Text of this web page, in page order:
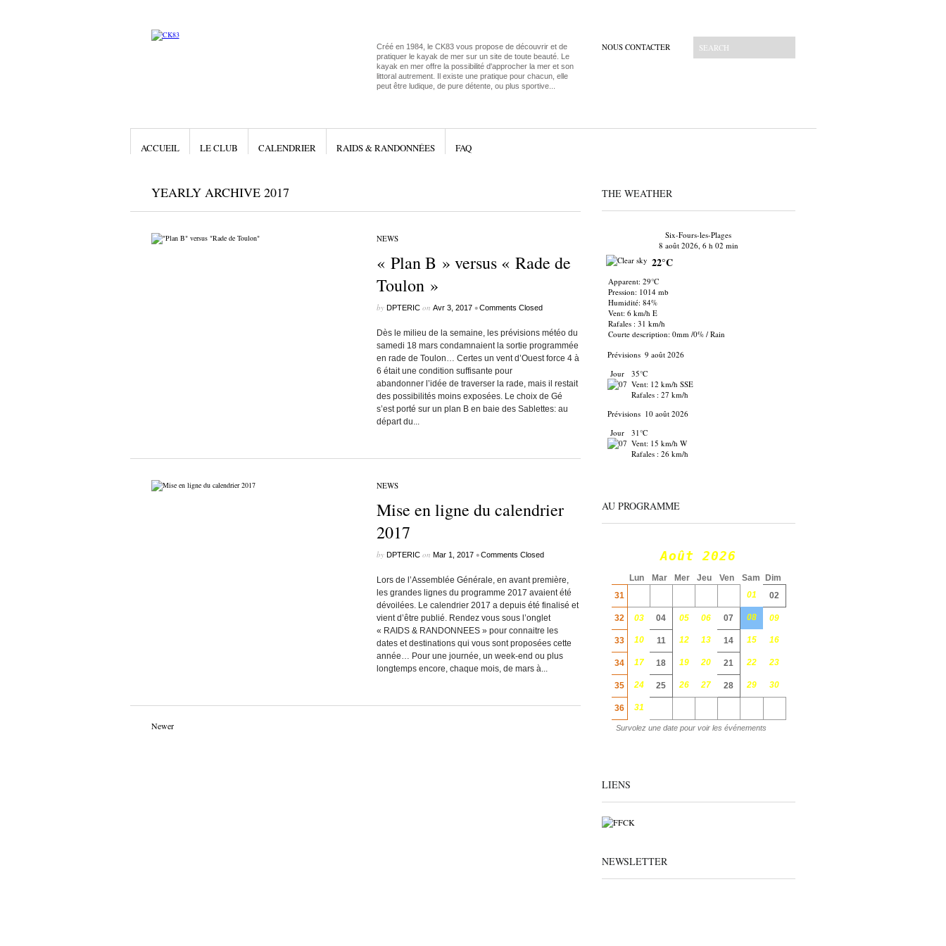
Créé en 1984, le CK83 vous propose de découvrir et de
pratiquer le kayak de mer sur un site de toute beauté. Le
kayak en mer offre la possibilité d'approcher la mer et son
littoral autrement. Il existe une pratique pour chacun, elle
peut être ludique, de pure détente, ou plus sportive...
NOUS CONTACTER
ACCUEIL LE CLUB CALENDRIER RAIDS & RANDONNÉES FAQ
YEARLY ARCHIVE 2017
NEWS
« Plan B » versus « Rade de
Toulon »
by DPTERICon Avr 3, 2017 •Comments Closed
Dès le milieu de la semaine, les prévisions météo du
samedi 18 mars condamnaient la sortie programmée
en rade de Toulon… Certes un vent d’Ouest force 4 à
6 était une condition suffisante pour
abandonner l’idée de traverser la rade, mais il restait
des possibilités moins exposées. Le choix de Gé
s’est porté sur un plan B en baie des Sablettes: au
départ du...
NEWS
Mise en ligne du calendrier
2017
by DPTERICon Mar 1, 2017 •Comments Closed
Lors de l’Assemblée Générale, en avant première,
les grandes lignes du programme 2017 avaient été
dévoilées. Le calendrier 2017 a depuis été finalisé et
vient d’être publié. Rendez vous sous l’onglet
« RAIDS & RANDONNEES » pour connaitre les
dates et destinations qui vous sont proposées cette
année… Pour une journée, un week-end ou plus
longtemps encore, chaque mois, de mars à...
Newer
THE WEATHER
Six-Fours-les-Plages
8 août 2026, 6 h 02 min
22°C
Apparent: 29°C
Pression: 1014 mb
Humidité: 84%
Vent: 6 km/h E
Rafales : 31 km/h
Courte description: 0mm/0%/ Rain
Prévisions 9 août 2026
Jour
35°C
Vent: 12 km/h SSE
Rafales : 27 km/h
Prévisions 10 août 2026
Jour
31°C
Vent: 15 km/h W
Rafales : 26 km/h
AU PROGRAMME
Août 2026
Lun Mar Mer Jeu Ven Sam
Dim
31
01 02
32 03 04 05 06 07 08 09
33 10 11 12 13 14 15 16
34 17 18 19 20 21 22 23
35 24 25 26 27 28 29 30
36 31
Survolez une date pour voir les événements
LIENS
NEWSLETTER